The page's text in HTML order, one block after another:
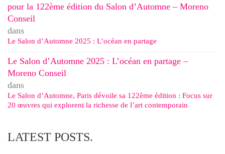
pour la 122ème édition du Salon d’Automne – Moreno
Conseil
dans
Le Salon d’Automne 2025 : L’océan en partage
Le Salon d’Automne 2025 : L’océan en partage –
Moreno Conseil
dans
Le Salon d’Automne, Paris dévoile sa 122ème édition : Focus sur
20 œuvres qui explorent la richesse de l’art contemporain
LATEST POSTS.